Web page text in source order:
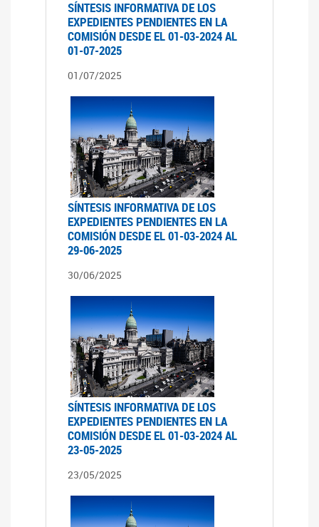
SÍNTESIS INFORMATIVA DE LOS
EXPEDIENTES PENDIENTES EN LA
COMISIÓN DESDE EL 01-03-2024 AL
01-07-2025
01/07/2025
SÍNTESIS INFORMATIVA DE LOS
EXPEDIENTES PENDIENTES EN LA
COMISIÓN DESDE EL 01-03-2024 AL
29-06-2025
30/06/2025
SÍNTESIS INFORMATIVA DE LOS
EXPEDIENTES PENDIENTES EN LA
COMISIÓN DESDE EL 01-03-2024 AL
23-05-2025
23/05/2025